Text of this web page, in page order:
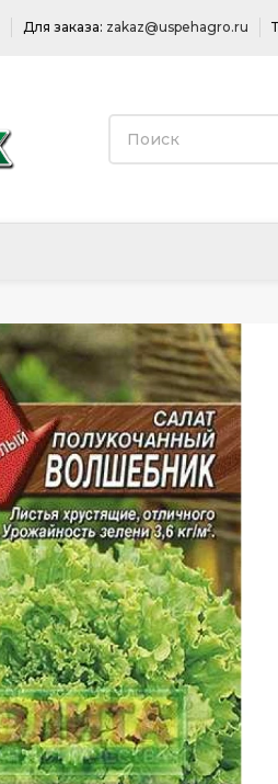
Для заказа: zakaz@uspehagro.ru